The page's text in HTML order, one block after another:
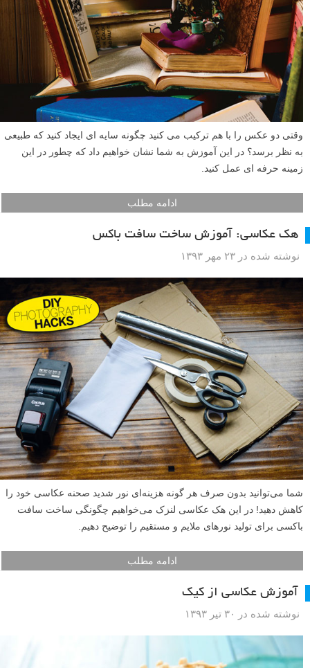
وقتی دو عکس را با هم ترکیب می کنید چگونه سایه ای ایجاد کنید که طبیعی
به نظر برسد؟ در این آموزش به شما نشان خواهیم داد که چطور در این
زمینه حرفه ای عمل کنید.
ادامه مطلب
هک عکاسی: آموزش ساخت سافت باکس
نوشته شده در ۲۳ مهر ۱۳۹۳
شما می‌توانید بدون صرف هر گونه هزینه‌ای نور شدید صحنه عکاسی خود را
کاهش دهید! در این هک عکاسی لنزک می‌خواهیم چگونگی ساخت سافت
باکسی برای تولید نور‌های ملایم و مستقیم را توضیح دهیم.
ادامه مطلب
آموزش عکاسی از کیک
نوشته شده در ۳۰ تیر ۱۳۹۳